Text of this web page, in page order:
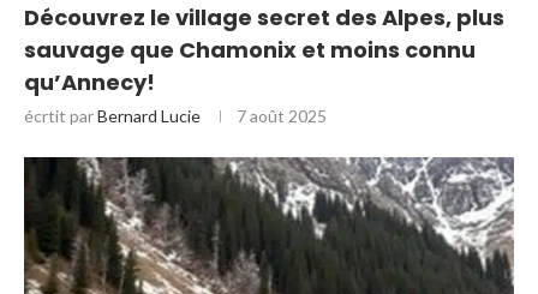
Découvrez le village secret des Alpes, plus
sauvage que Chamonix et moins connu
qu’Annecy!
écrtit parBernard Lucie 7 août 2025